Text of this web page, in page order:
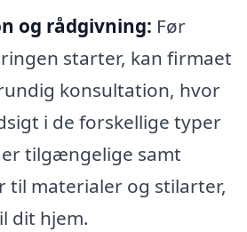
og rådgivning: Før
starter, kan firmaet
konsultation, hvor
i de forskellige typer
tilgængelige samt
til materialer og stilarter,
dit hjem.